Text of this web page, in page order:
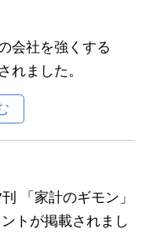
会社を強くする
れました。
「家計のギモン」
トが掲載されまし